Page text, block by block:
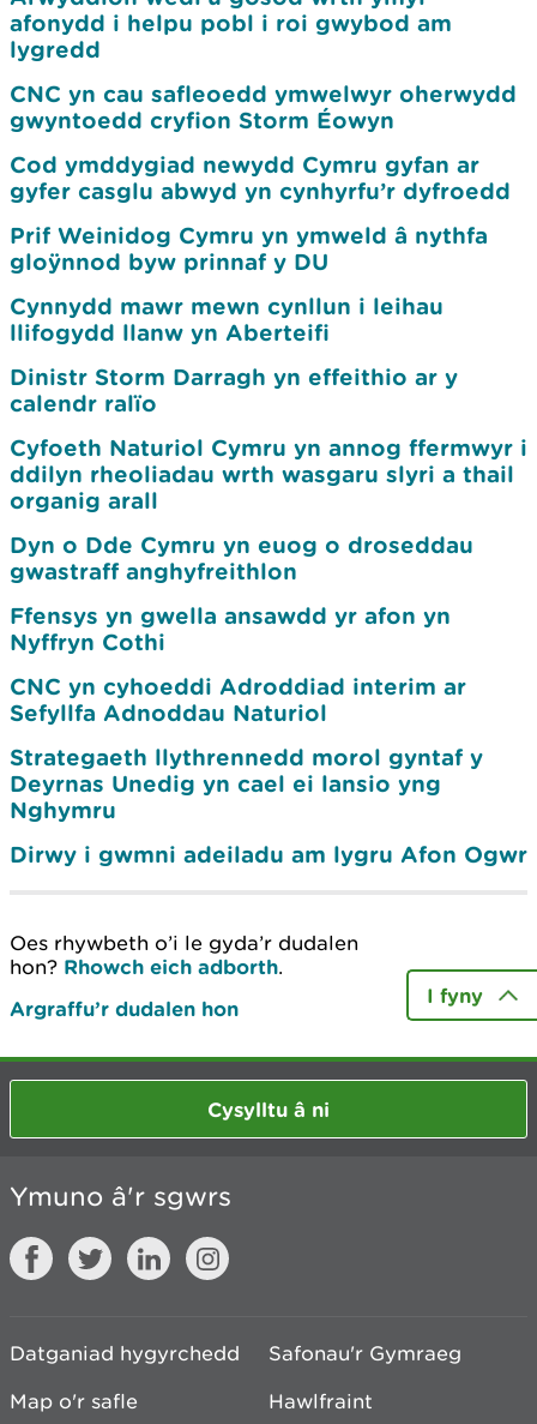
afonydd i helpu pobl i roi gwybod am
lygredd
CNC yn cau safleoedd ymwelwyr oherwydd
gwyntoedd cryfion Storm Éowyn
Cod ymddygiad newydd Cymru gyfan ar
gyfer casglu abwyd yn cynhyrfu’r dyfroedd
Prif Weinidog Cymru yn ymweld â nythfa
gloÿnnod byw prinnaf y DU
Cynnydd mawr mewn cynllun i leihau
llifogydd llanw yn Aberteifi
Dinistr Storm Darragh yn effeithio ar y
calendr ralïo
Cyfoeth Naturiol Cymru yn annog ffermwyr i
ddilyn rheoliadau wrth wasgaru slyri a thail
organig arall
Dyn o Dde Cymru yn euog o droseddau
gwastraff anghyfreithlon
Ffensys yn gwella ansawdd yr afon yn
Nyffryn Cothi
CNC yn cyhoeddi Adroddiad interim ar
Sefyllfa Adnoddau Naturiol
Strategaeth llythrennedd morol gyntaf y
Deyrnas Unedig yn cael ei lansio yng
Nghymru
Dirwy i gwmni adeiladu am lygru Afon Ogwr
Oes rhywbeth o’i le gyda’r dudalen
hon? Rhowch eich adborth.
Argraffu’r dudalen hon
I fyny
Cysylltu â ni
Ymuno â'r sgwrs
Datganiad hygyrchedd
Safonau'r Gymraeg
Map o'r safle
Hawlfraint